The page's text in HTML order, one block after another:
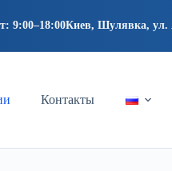
9:00–18:00Киев, Шулявка, ул.
Контакты